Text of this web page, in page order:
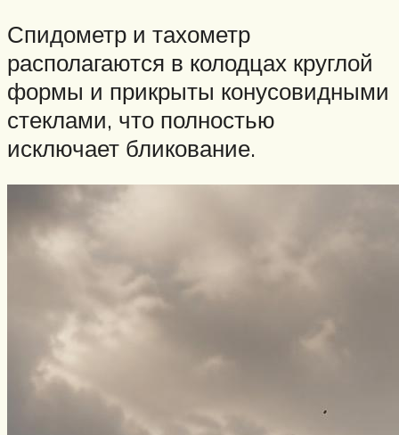
Спидометр и тахометр
располагаются в колодцах круглой
формы и прикрыты конусовидными
стеклами, что полностью
исключает бликование.